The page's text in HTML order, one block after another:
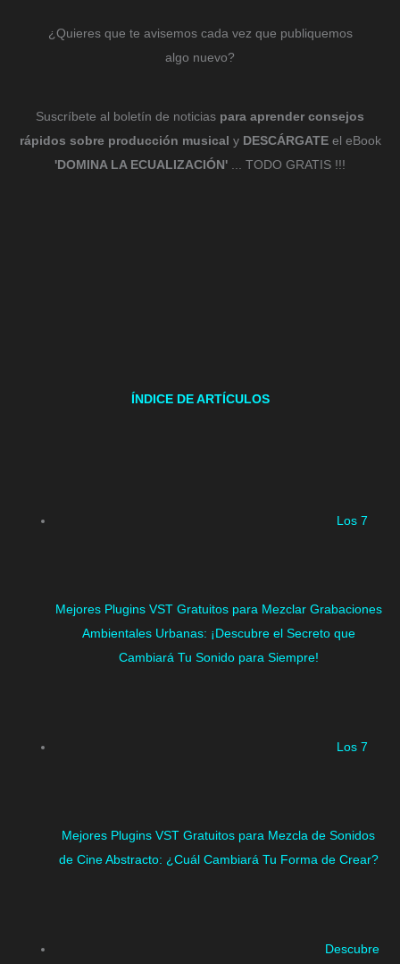
¿Quieres que te avisemos cada vez que publiquemos
algo nuevo?
Suscríbete al boletín de noticias para aprender consejos
rápidos sobre producción musical y DESCÁRGATEel eBook
'DOMINA LA ECUALIZACIÓN' ... TODO GRATIS !!!
ÍNDICE DE ARTÍCULOS
Los 7
Mejores Plugins VST Gratuitos para Mezclar Grabaciones
Ambientales Urbanas: ¡Descubre el Secreto que
Cambiará Tu Sonido para Siempre!
Los 7
Mejores Plugins VST Gratuitos para Mezcla de Sonidos
de Cine Abstracto: ¿Cuál Cambiará Tu Forma de Crear?
Descubre